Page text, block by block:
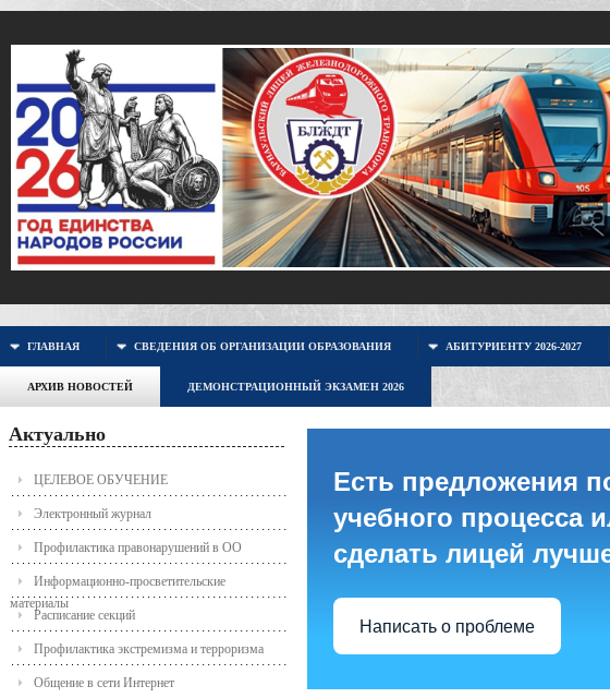
ГЛАВНАЯ СВЕДЕНИЯ ОБ ОРГАНИЗАЦИИ ОБРАЗОВАНИЯ АБИТУРИЕНТУ 2026-2027
АРХИВ НОВОСТЕЙ ДЕМОНСТРАЦИОННЫЙ ЭКЗАМЕН 2026
Актуально
ЦЕЛЕВОЕ ОБУЧЕНИЕ
Электронный журнал
Профилактика правонарушений в ОО
Информационно-просветительские
материалы
Расписание секций
Профилактика экстремизма и терроризма
Общение в сети Интернет
Есть предложения
учебного процесса
сделать лицей
Написать о проблеме